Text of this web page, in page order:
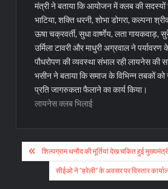
मंत्री ने बताया कि आयोजन में क्लब की सदस्यों
भाटिया, शक्ति धरनी, शोभा डोगरा, कल्पना
ऊषा चक्रवर्ती, सुधा वार्ष्णेय, लता गायकवाड़,
उर्मिला टावरी और माधुरी अग्रवाल ने
पौधरोपण की व्यवस्था संभाल रही लायनेस की
भसीन ने बताया कि समाज के विभिन्न तबकों
प्रति जागरुकता फैलाने का कार्य किया।
लायनेस क्लब भिलाई
Post
navigation
शिल्पग्राम थनौद की मूर्तियां देख चकित हुई
सीईओ ने “हरेली” के अवसर पर विस्तार